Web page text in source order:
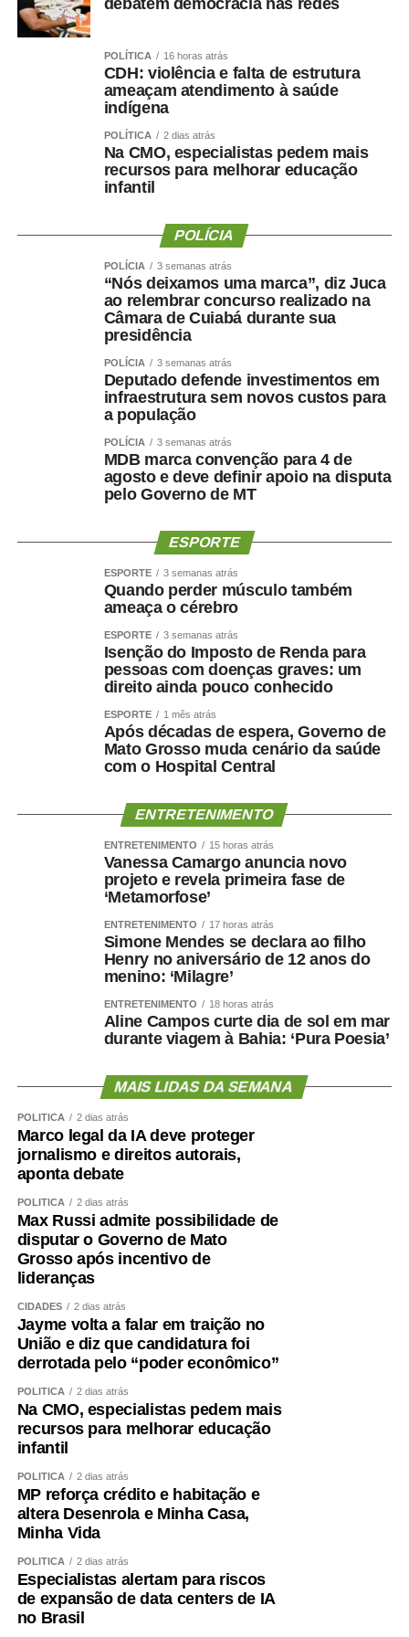
as grandes empresas de tecnologia influenciam
Marco Civil da Internet, apresentados como
fundamentos para a discussão sobre direitos, deveres e
responsabilidades no ambiente digital.
Grande do Norte, Rita de Cássia Medeiros da Silva,
também compara as redes sociais à Ágora de Atenas,
espaço da Grécia Antiga associado ao debate público e à
estudantes apresentaram propostas para fortalecer a
democracia digital. Entre as sugestões mais recorrentes
estão a ampliação da educação midiática e do letramento
digital nas escolas, o incentivo ao pensamento crítico, a
transparência dos algoritmos das plataformas digitais e
medidas para enfrentar a desinformação.
encaminhadas pelas secretarias estaduais de educação.
Os 27 estudantes selecionados, um de cada unidade da
Federação, participarão da Semana de Vivência
Legislativa no Senado, entre os dias 17 e 21 de agosto.
As redações foram analisadas com base em critérios
adaptados do modelo de correção do Exame Nacional do
Ensino Médio (Enem), considerando aspectos como
compreensão do tema, argumentação, organização
textual e proposta de intervenção.
Para a diretora da Secretaria de Comunicação Social do
cidadã ao incentivar os estudantes a refletirem sobre
temas de interesse público.
— O Programa Jovem Senador e Jovem Senadora
Brasileiros reafirma seu compromisso com a formação
sobre temas essenciais para a democracia. As redações
finalistas revelam uma geração curiosa, crítica e
preparada para participar do debate público. São jovens
que pesquisam, confrontam diferentes perspectivas,
dialogam com autores clássicos e contemporâneos,
transformando esse repertório em argumentos
presente — disse.
Veja aqui as redações vencedoras de 2026
Conheça os finalistas dos estados e do DF em 2026
Agência Senado (Reprodução autorizada mediante
citação da Agência Senado)
Fonte:Agência Senado
COMENTE ABAIXO:
WhatsApp
Facebook
Twitter
Messenger
LinkedIn
Share
POLÍTICA 16 horas atrás
CDH: violência e falta de estrutura
ameaçam atendimento à saúde
indígena
POLÍTICA 2 dias atrás
Na CMO, especialistas pedem mais
recursos para melhorar educação
infantil
POLÍCIA
POLÍCIA 3 semanas atrás
“Nós deixamos uma marca”, diz Juca
ao relembrar concurso realizado na
Câmara de Cuiabá durante sua
presidência
POLÍCIA 3 semanas atrás
Deputado defende investimentos em
infraestrutura sem novos custos para
a população
POLÍCIA 3 semanas atrás
MDB marca convenção para 4 de
agosto e deve definir apoio na disputa
pelo Governo de MT
ESPORTE
ESPORTE 3 semanas atrás
Quando perder músculo também
ameaça o cérebro
ESPORTE 3 semanas atrás
Isenção do Imposto de Renda para
pessoas com doenças graves: um
direito ainda pouco conhecido
ESPORTE 1 mês atrás
Após décadas de espera, Governo de
Mato Grosso muda cenário da saúde
com o Hospital Central
ENTRETENIMENTO
ENTRETENIMENTO 15 horas atrás
Vanessa Camargo anuncia novo
projeto e revela primeira fase de
‘Metamorfose’
ENTRETENIMENTO 17 horas atrás
Simone Mendes se declara ao filho
Henry no aniversário de 12 anos do
menino: ‘Milagre’
ENTRETENIMENTO 18 horas atrás
Aline Campos curte dia de sol em mar
durante viagem à Bahia: ‘Pura Poesia’
MAIS LIDAS DA SEMANA
POLÍTICA 2 dias atrás
Marco legal da IA deve proteger
jornalismo e direitos autorais,
aponta debate
POLÍTICA 2 dias atrás
Max Russi admite possibilidade de
disputar o Governo de Mato
Grosso após incentivo de
lideranças
CIDADES 2 dias atrás
Jayme volta a falar em traição no
União e diz que candidatura foi
derrotada pelo “poder econômico”
POLÍTICA 2 dias atrás
Na CMO, especialistas pedem mais
recursos para melhorar educação
infantil
POLÍTICA 2 dias atrás
MP reforça crédito e habitação e
altera Desenrola e Minha Casa,
Minha Vida
POLÍTICA 2 dias atrás
Especialistas alertam para riscos
de expansão de data centers de IA
no Brasil